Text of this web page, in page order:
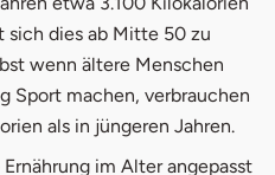
sich dies ab Mitte 50 zu
wenn ältere Menschen
Sport machen, verbrauchen
als in jüngeren Jahren.
im Alter angepasst